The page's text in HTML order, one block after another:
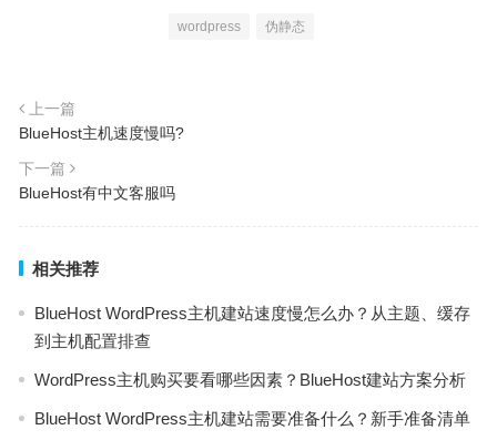
wordpress 伪静态
上一篇
BlueHost主机速度慢吗?
下一篇
BlueHost有中文客服吗
相关推荐
BlueHost WordPress主机建站速度慢怎么办？从主题、缓存
到主机配置排查
WordPress主机购买要看哪些因素？BlueHost建站方案分析
BlueHost WordPress主机建站需要准备什么？新手准备清单